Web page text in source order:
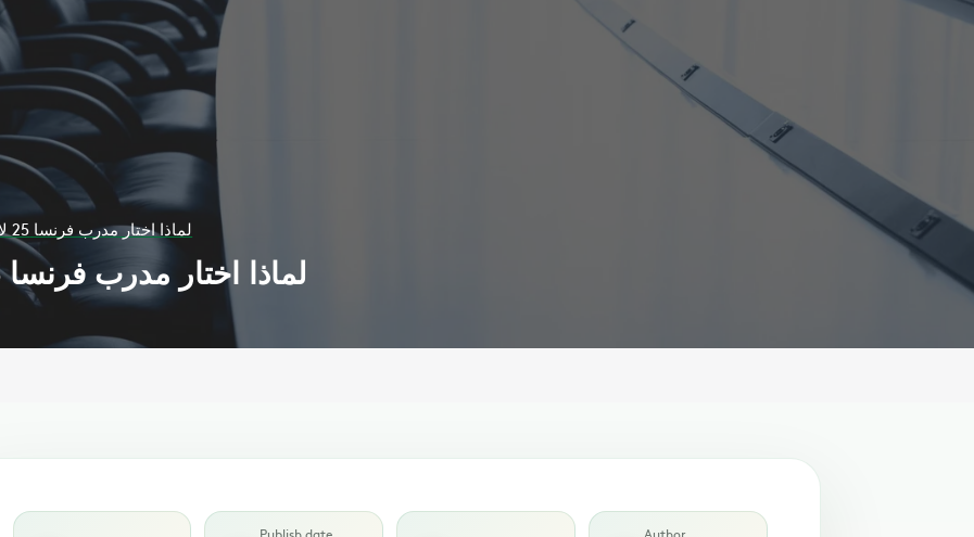
لماذا اختار مدرب فرنسا 25 لاعباً لمونديال قطر؟
لماذا اختار مدرب فرنسا 25 لاعباً لمونديال قطر؟